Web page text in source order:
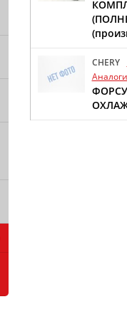
CHERY